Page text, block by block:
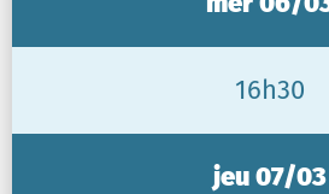
16h30
jeu 07/03